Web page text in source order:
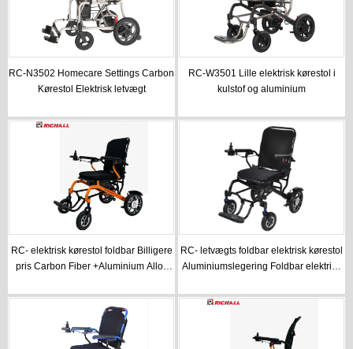
RC-N3502 Homecare Settings Carbon
Kørestol Elektrisk letvægt
RC-W3501 Lille elektrisk kørestol i
kulstof og aluminium
RC- elektrisk kørestol foldbar Billigere
pris Carbon Fiber +Aluminium Alloy
kørestol
RC- letvægts foldbar elektrisk kørestol
Aluminiumslegering Foldbar elektrisk